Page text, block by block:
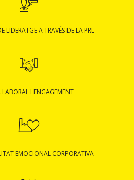
LIDERATGE A TRAVÉS DE LA PRL
LABORAL I ENGAGEMENT
EMOCIONAL CORPORATIVA